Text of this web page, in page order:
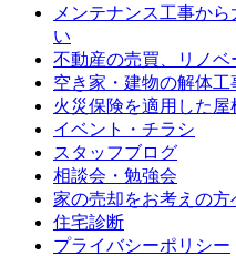
メンテナンス工事か
い
不動産の売買、リノ
空き家・建物の解体
火災保険を適用した屋
イベント・チラシ
スタッフブログ
相談会・勉強会
家の売却をお考えの方
住宅診断
プライバシーポリシー